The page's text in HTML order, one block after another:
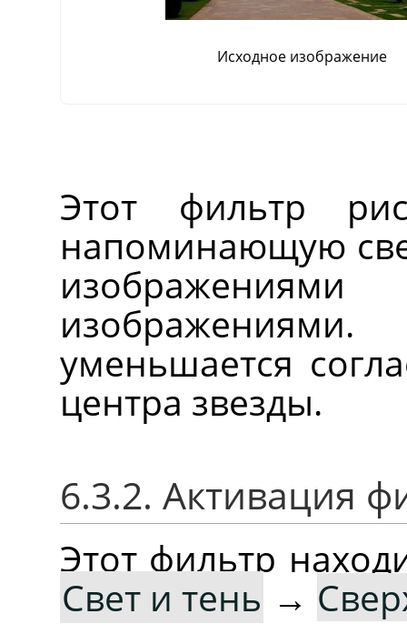
Исходное изображение
Этот фильтр
напоминающую
уменьшается
центра звезды.
6.3.2. Активация
Этот фильтр
Свет и тень →